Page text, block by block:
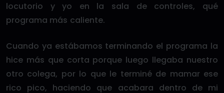
locutorio y yo en la sala de controles, qué
programa más caliente.
Cuando ya estábamos terminando el programa la
hice más que corta porque luego llegaba nuestro
otro colega, por lo que le terminé de mamar ese
rico pico, haciendo que acabara dentro de mi